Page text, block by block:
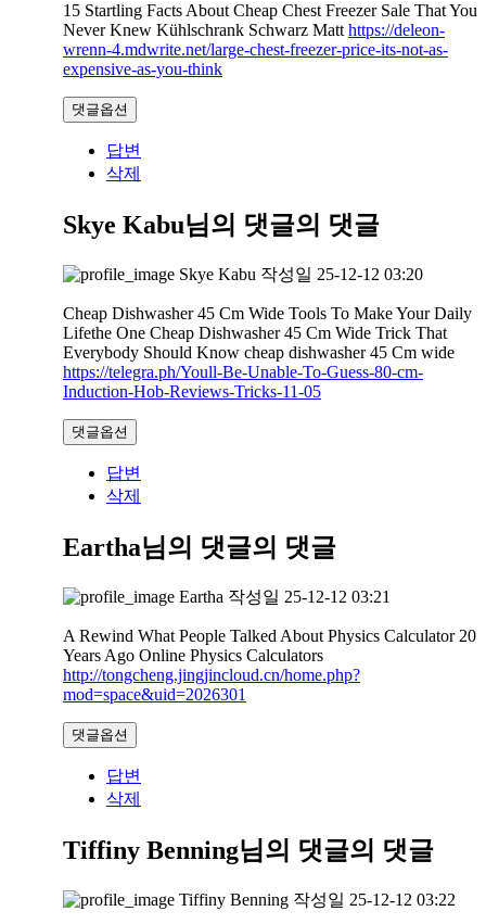
15 Startling Facts About Cheap Chest Freezer Sale That You
Never Knew Kühlschrank Schwarz Matt https://deleon-
wrenn-4.mdwrite.net/large-chest-freezer-price-its-not-as-
expensive-as-you-think
댓글옵션
답변
삭제
Skye Kabu님의 댓글의 댓글
Skye Kabu 작성일 25-12-12 03:20
Cheap Dishwasher 45 Cm Wide Tools To Make Your Daily
Lifethe One Cheap Dishwasher 45 Cm Wide Trick That
Everybody Should Know cheap dishwasher 45 Cm wide
https://telegra.ph/Youll-Be-Unable-To-Guess-80-cm-
Induction-Hob-Reviews-Tricks-11-05
댓글옵션
답변
삭제
Eartha님의 댓글의 댓글
Eartha 작성일 25-12-12 03:21
A Rewind What People Talked About Physics Calculator 20
Years Ago Online Physics Calculators
http://tongcheng.jingjincloud.cn/home.php?
mod=space&uid=2026301
댓글옵션
답변
삭제
Tiffiny Benning님의 댓글의 댓글
Tiffiny Benning 작성일 25-12-12 03:22